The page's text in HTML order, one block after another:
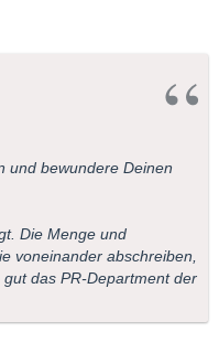
und bewundere Deinen
Die Menge und
voneinander abschreiben,
das PR-Department der